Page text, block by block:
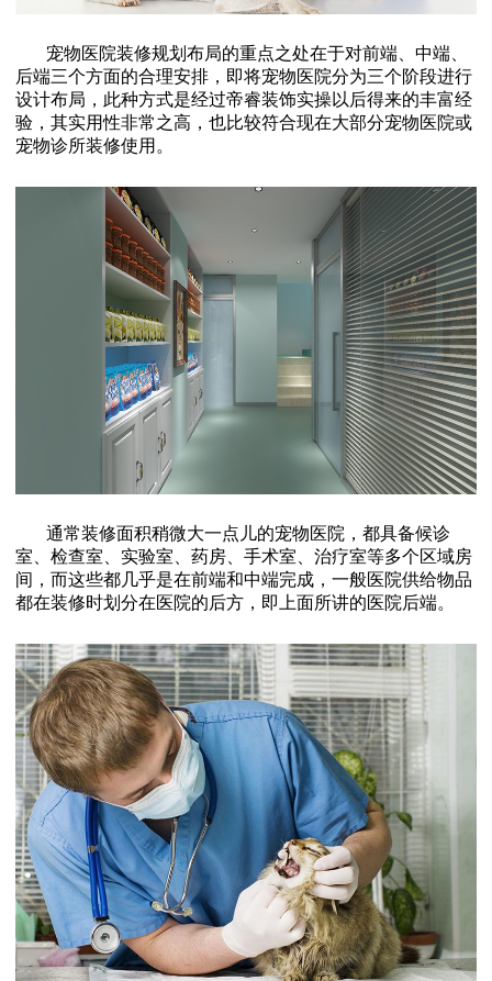
宠物医院装修规划布局的重点之处在于对前端、中端、
后端三个方面的合理安排，即将宠物医院分为三个阶段进行
设计布局，此种方式是经过帝睿装饰实操以后得来的丰富经
验，其实用性非常之高，也比较符合现在大部分宠物医院或
宠物诊所装修使用。
通常装修面积稍微大一点儿的宠物医院，都具备候诊
室、检查室、实验室、药房、手术室、治疗室等多个区域房
间，而这些都几乎是在前端和中端完成，一般医院供给物品
都在装修时划分在医院的后方，即上面所讲的医院后端。